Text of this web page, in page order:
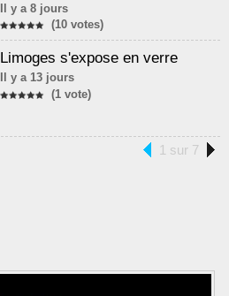
Il y a 8 jours
(10 votes)
Limoges s'expose en verre
Il y a 13 jours
(1 vote)
1 sur 7